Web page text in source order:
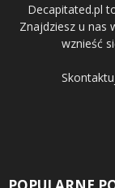
Decapitated.pl
Znajdziesz u nas
wznieść